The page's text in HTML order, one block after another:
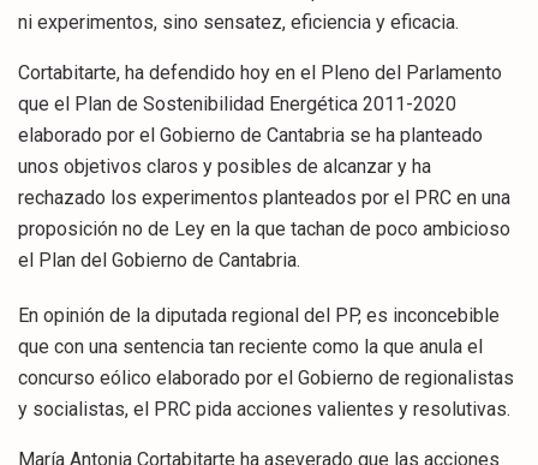
ni experimentos, sino sensatez, eficiencia y eficacia.
Cortabitarte, ha defendido hoy en el Pleno del Parlamento
que el Plan de Sostenibilidad Energética 2011-2020
elaborado por el Gobierno de Cantabria se ha planteado
unos objetivos claros y posibles de alcanzar y ha
rechazado los experimentos planteados por el PRC en una
proposición no de Ley en la que tachan de poco ambicioso
el Plan del Gobierno de Cantabria.
En opinión de la diputada regional del PP, es inconcebible
que con una sentencia tan reciente como la que anula el
concurso eólico elaborado por el Gobierno de regionalistas
y socialistas, el PRC pida acciones valientes y resolutivas.
María Antonia Cortabitarte ha aseverado que las acciones